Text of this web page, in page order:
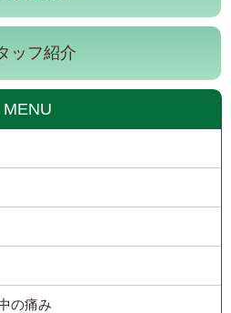
ッフ紹介
MENU
の痛み